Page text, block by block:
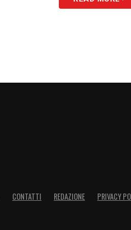
CONTATTI REDAZIONE PRIVACY